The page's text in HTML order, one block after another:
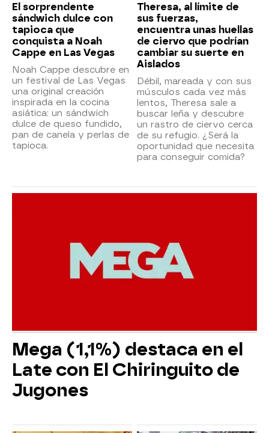
El sorprendente
sándwich dulce con
tapioca que
conquista a Noah
Cappe en Las Vegas
Noah Cappe descubre en
un festival de Las Vegas
una original creación
inspirada en la cocina
asiática: un sándwich
dulce de queso fundido,
pan de canela y perlas de
tapioca.
Theresa, al límite de
sus fuerzas,
encuentra unas huellas
de ciervo que podrían
cambiar su suerte en
Aislados
Débil, mareada y con sus
músculos cada vez más
lentos, Theresa sale a
buscar leña y descubre
un rastro de ciervo cerca
de su refugio. ¿Será la
oportunidad que necesita
para conseguir comida?
Mega (1,1%) destaca en el
Late con El Chiringuito de
Jugones